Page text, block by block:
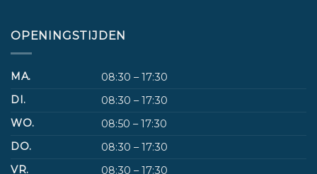
OPENINGSTIJDEN
MA.
08:30 – 17:30
DI.
08:30 – 17:30
WO.
08:50 – 17:30
DO.
08:30 – 17:30
VR.
08:30 – 17:30